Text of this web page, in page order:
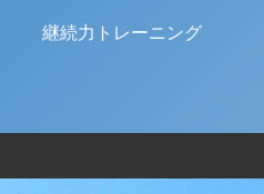
継続力トレーニング